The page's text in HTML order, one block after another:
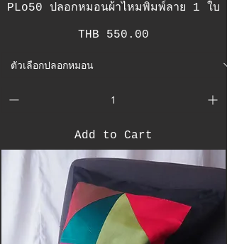
PLo50 ปลอกหมอนผ้าไหมพิมพ์ลาย 1 ใบ
Price
THB 550.00
Add to Cart